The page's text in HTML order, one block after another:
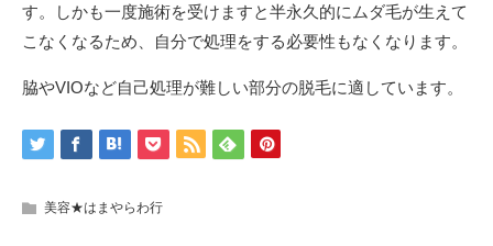
す。しかも一度施術を受けますと半永久的にムダ毛が生えて
こなくなるため、自分で処理をする必要性もなくなります。
脇やVIOなど自己処理が難しい部分の脱毛に適しています。
美容★はまやらわ行